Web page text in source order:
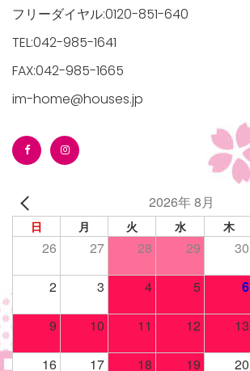
フリーダイヤル:0120-851-640
TEL:042-985-1641
FAX:042-985-1665
im-home@houses.jp
2026年 8月
日 月 火 水 木
26 27 28 29 30
2 3 4 5 6
9 10 11 12 13
16 17 18 19 20